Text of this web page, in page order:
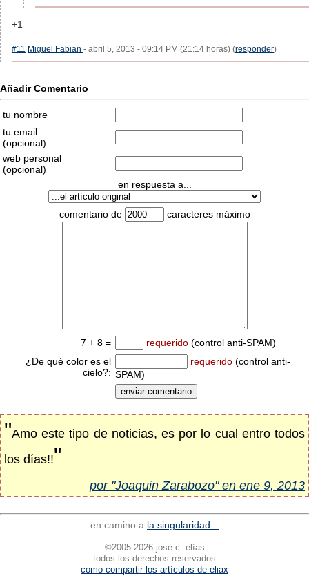
+1
#11 Miguel Fabian - abril 5, 2013 - 09:14 PM (21:14 horas) (responder)
Añadir Comentario
tu nombre
tu email
(opcional)
web personal
(opcional)
en respuesta a...
comentario de caracteres máximo
7 + 8 = requerido (control anti-SPAM)
¿De qué color es el
cielo?:
requerido (control anti-
SPAM)
"Amo este tipo de noticias, es por lo cual entro todos
los días!!"
por "Joaquin Zarabozo" en ene 9, 2013
en camino a la singularidad...
©2005-2026 josé c. elías
todos los derechos reservados
como compartir los artículos de eliax